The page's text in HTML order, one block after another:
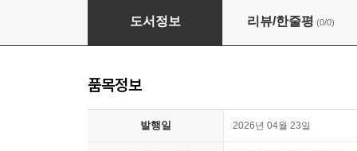
조이챈트 사운드북& 스티커북 : 상어편
도서정보 리뷰/한줄평 (0/0)
품목정보
발행일 2026년 04월 23일